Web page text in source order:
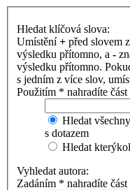
Hledat klíčová slova:
Umístění+ před slovem
výsledku přítomno, a -
výsledku přítomno.
s jedním z více slov,
Použitím * nahradíte část
Hledat
s dotazem
Hledat
Vyhledat autora:
Zadáním * nahradíte část